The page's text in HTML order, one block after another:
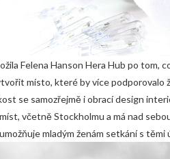
Felena Hanson Hera Hub po tom,
místo, které by více podporovalo
se samozřejmě i obrací design
včetně Stockholmu a má nad
mladým ženám setkání s těmi